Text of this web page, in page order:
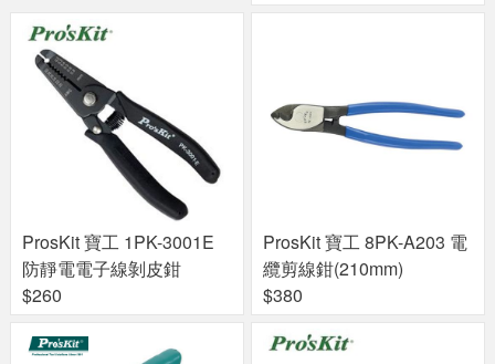
ProsKit 寶工 1PK-3001E
防靜電電子線剝皮鉗
$260
ProsKit 寶工 8PK-A203 電
纜剪線鉗(210mm)
$380